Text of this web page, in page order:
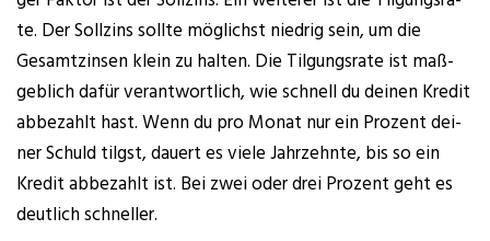
te. Der Soll­zins soll­te mög­lichst nied­rig sein, um die
Gesamt­zin­sen klein zu hal­ten. Die Til­gungs­ra­te ist maß­
geb­lich dafür ver­ant­wort­lich, wie schnell du dei­nen Kre­dit
abbe­zahlt hast. Wenn du pro Monat nur ein Pro­zent dei­
ner Schuld tilgst, dau­ert es vie­le Jahr­zehn­te, bis so ein
Kre­dit abbe­zahlt ist. Bei zwei oder drei Pro­zent geht es
deut­lich schneller.